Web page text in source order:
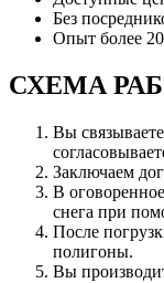
Без
Опыт более
СХЕМА
Вы
Заключаем
В
снега при
После
полигоны.
Вы